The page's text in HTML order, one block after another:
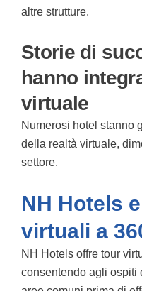
altre strutture.
Storie di
hanno
virtuale
Numerosi hotel stanno
della realtà virtuale,
settore.
NH Hotels
virtuali a
NH Hotels offre tour
consentendo agli ospiti